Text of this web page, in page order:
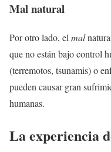
Mal natural
Por otro lado, el mal
que no están bajo control
(terremotos, tsunamis) o
pueden causar gran
humanas.
La experiencia